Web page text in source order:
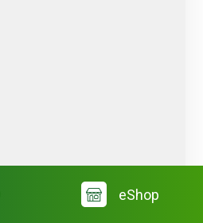
eShop